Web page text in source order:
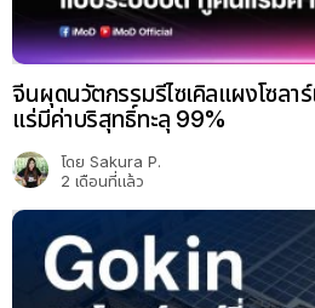
จีนผุดนวัตกรรมรีไซเคิลแผงโซลา
แร่มีค่าบริสุทธิ์ทะลุ 99%
โดย Sakura P.
2 เดือนที่แล้ว